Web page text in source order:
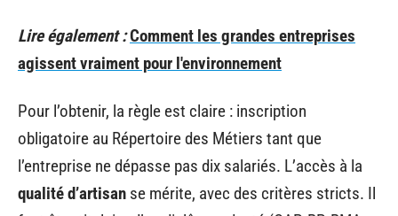
Lire également :Comment les grandes entreprises
agissent vraiment pour l'environnement
Pour l’obtenir, la règle est claire : inscription
obligatoire au Répertoire des Métiers tant que
l’entreprise ne dépasse pas dix salariés. L’accès à la
qualité d’artisan se mérite, avec des critères stricts. Il